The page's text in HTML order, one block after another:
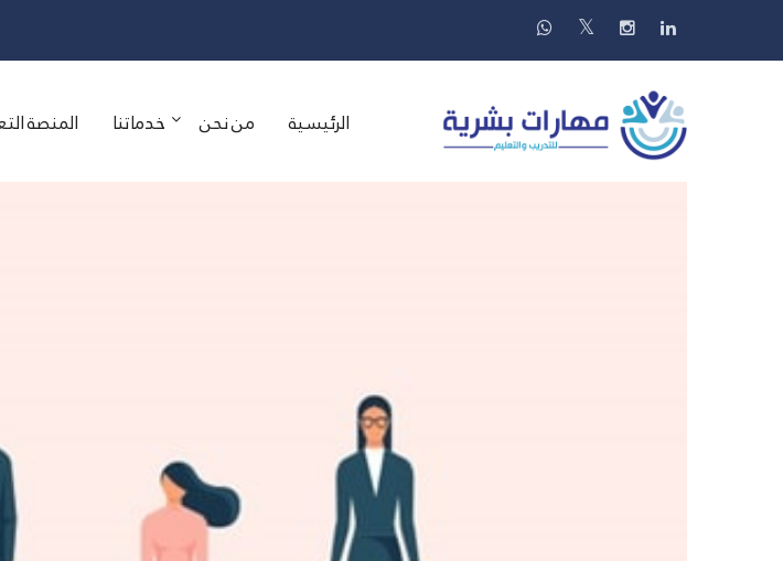
الرئيسية من نحن خدماتنا المنصة